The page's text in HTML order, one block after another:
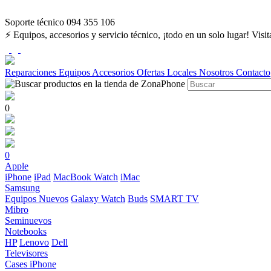
Soporte técnico 094 355 106
⚡ Equipos, accesorios y servicio técnico, ¡todo en un solo lugar!
Reparaciones Equipos Accesorios Ofertas Locales Nosotros Contacto
0
0
Apple
iPhone iPad MacBook Watch iMac
Samsung
Equipos Nuevos Galaxy Watch Buds SMART TV
Mibro
Seminuevos
Notebooks
HP Lenovo Dell
Televisores
Cases iPhone